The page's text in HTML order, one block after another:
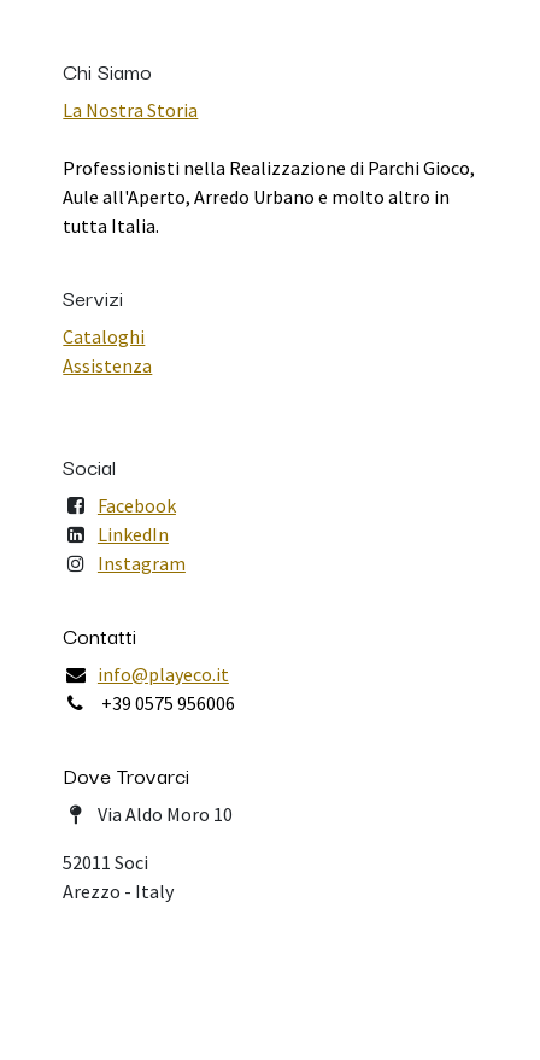
Chi Siamo
La Nostra Storia
Professionisti nella Realizzazione di Parchi Gioco,
Aule all'Aperto, Arredo Urbano e molto altro in
tutta Italia.
Servizi
Cataloghi
Assistenza
Social
Facebook
LinkedIn
Instagram
Contatti
info@playeco.it
+39 0575 956006
Dove Trovarci
Via Aldo Moro 10
52011 Soci
Arezzo - Italy